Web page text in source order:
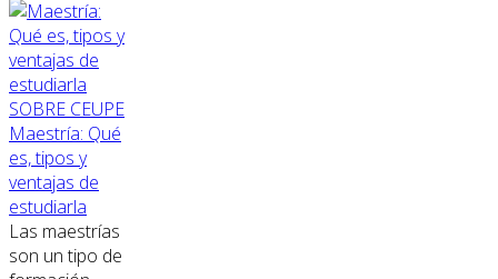
SOBRE CEUPE
Maestría: Qué
es, tipos y
ventajas de
estudiarla
Las maestrías
son un tipo de